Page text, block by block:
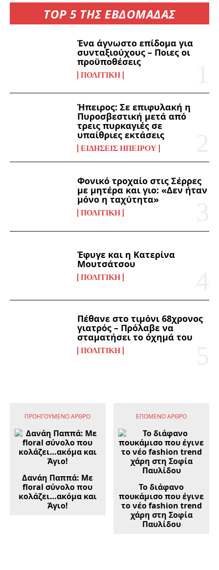
TOP 5 ΤΗΣ ΕΒΔΟΜΑΔΑΣ
Ένα άγνωστο επίδομα για
συνταξιούχους – Ποιες οι
προϋποθέσεις
ΠΟΛΙΤΙΚΉ
Ήπειρος: Σε επιφυλακή η
Πυροσβεστική μετά από
τρεις πυρκαγιές σε
υπαίθριες εκτάσεις
ΕΙΔΉΣΕΙΣ ΗΠΕΊΡΟΥ
Φονικό τροχαίο στις Σέρρες
με μητέρα και γιο: «Δεν ήταν
μόνο η ταχύτητα»
ΠΟΛΙΤΙΚΉ
Έφυγε και η Κατερίνα
Μουτσάτσου
ΠΟΛΙΤΙΚΉ
Πέθανε στο τιμόνι 68χρονος
γιατρός – Πρόλαβε να
σταματήσει το όχημά του
ΠΟΛΙΤΙΚΉ
ΠΡΟΗΓΟΎΜΕΝΟ ΆΡΘΡΟ
Δανάη Παππά: Με
floral σύνολο που
κολάζει…ακόμα και
Άγιο!
ΕΠΌΜΕΝΟ ΆΡΘΡΟ
Το διάφανο
πουκάμισο που έγινε
το νέο fashion trend
χάρη στη Σοφία
Παυλίδου